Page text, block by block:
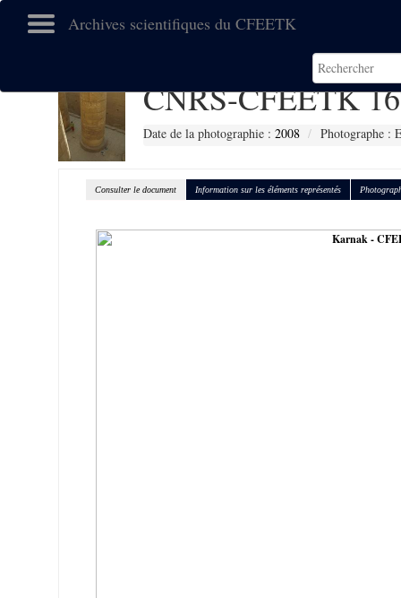
Archives scientifiques du CFEETK
CNRS-CFEETK
Date de la photographie : 2008 Photographe :
Consulter le document Information sur les éléments représentés